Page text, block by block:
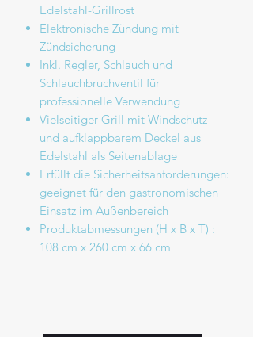
Edelstahl-Grillrost
Elektronische Zündung mit
Zündsicherung
Inkl. Regler, Schlauch und
Schlauchbruchventil für
professionelle Verwendung
Vielseitiger Grill mit Windschutz
und aufklappbarem Deckel aus
Edelstahl als Seitenablage
Erfüllt die Sicherheitsanforderungen:
geeignet für den gastronomischen
Einsatz im Außenbereich
Produktabmessungen (H x B x T) :
108 cm x 260 cm x 66 cm